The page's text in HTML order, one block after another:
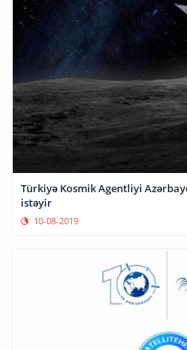
Türkiyə Kosmik Agentliyi
istəyir
10-08-2019